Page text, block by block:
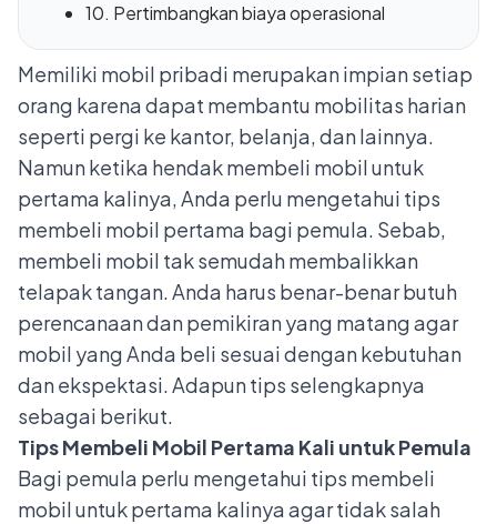
10. Pertimbangkan biaya operasional
Memiliki mobil pribadi merupakan impian setiap
orang karena dapat membantu mobilitas harian
seperti pergi ke kantor, belanja, dan lainnya.
Namun ketika hendak membeli mobil untuk
pertama kalinya, Anda perlu mengetahui tips
membeli mobil pertama bagi pemula. Sebab,
membeli mobil tak semudah membalikkan
telapak tangan. Anda harus benar-benar butuh
perencanaan dan pemikiran yang matang agar
mobil yang Anda beli sesuai dengan kebutuhan
dan ekspektasi. Adapun tips selengkapnya
sebagai berikut.
Tips Membeli Mobil Pertama Kali untuk Pemula
Bagi pemula perlu mengetahui tips membeli
mobil untuk pertama kalinya agar tidak salah